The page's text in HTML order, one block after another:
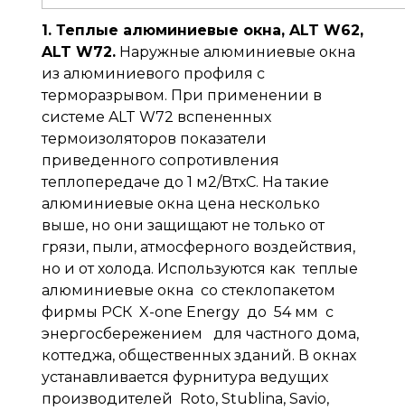
1. Теплые алюминиевые окна, ALT W62,
ALT W72.Наружные алюминиевые окна
из алюминиевого профиля с
терморазрывом. При применении в
системе ALT W72 вспененных
термоизоляторов показатели
приведенного сопротивления
теплопередаче до 1 м2/ВтхС. На такие
алюминиевые окна цена несколько
выше, но они защищают не только от
грязи, пыли, атмосферного воздействия,
но и от холода. Используются как теплые
алюминиевые окна со стеклопакетом
фирмы РСК X-one Energy до 54 мм с
энергосбережением для частного дома,
коттеджа, общественных зданий. В окнах
устанавливается фурнитура ведущих
производителей Roto, Stublina, Savio,